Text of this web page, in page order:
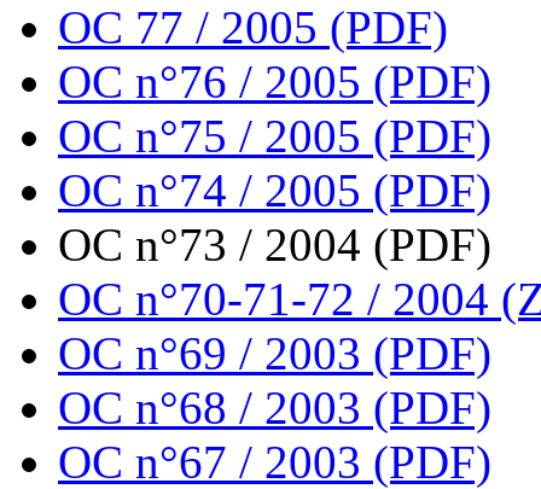
OC 77 / 2005 (PDF)
OC n°76 / 2005 (PDF)
OC n°75 / 2005 (PDF)
OC n°74 / 2005 (PDF)
OC n°73 / 2004 (PDF)
OC n°70-71-72 / 2004
OC n°69 / 2003 (PDF)
OC n°68 / 2003 (PDF)
OC n°67 / 2003 (PDF)